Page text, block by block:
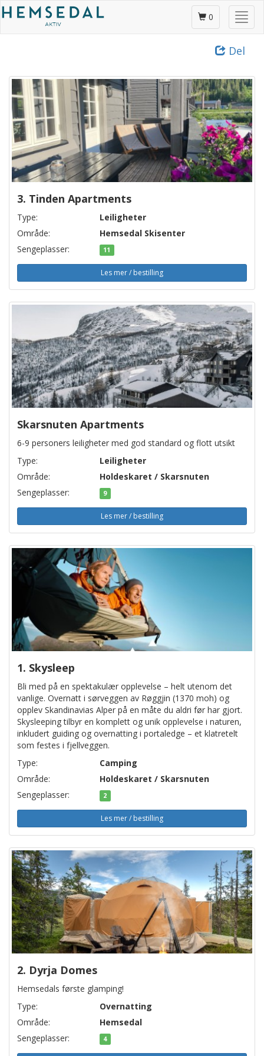
Gå
til
hovedinnhold
Skjul
/
meny
0
Del
3. Tinden Apartments
Type:
Leiligheter
Område:
Hemsedal Skisenter
Sengeplasser:
11
Les mer / bestilling
Skarsnuten Apartments
6-9 personers leiligheter med god standard og flott utsikt
Type:
Leiligheter
Område:
Holdeskaret / Skarsnuten
Sengeplasser:
9
Les mer / bestilling
1. Skysleep
Bli med på en spektakulær opplevelse – helt utenom det
vanlige. Overnatt i sørveggen av Røggjin (1370 moh) og
opplev Skandinavias Alper på en måte du aldri før har gjort.
Skysleeping tilbyr en komplett og unik opplevelse i naturen,
inkludert guiding og overnatting i portaledge – et klatretelt
som festes i fjellveggen.
Type:
Camping
Område:
Holdeskaret / Skarsnuten
Sengeplasser:
2
Les mer / bestilling
2. Dyrja Domes
Hemsedals første glamping!
Type:
Overnatting
Område:
Hemsedal
Sengeplasser:
4